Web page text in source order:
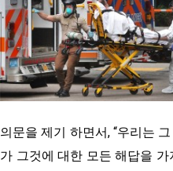
의문을 제기 하면서, “우리는
가 그것에 대한 모든 해답을